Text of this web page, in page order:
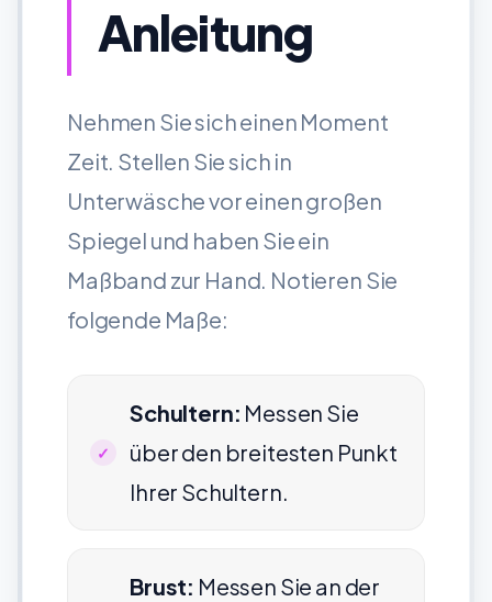
Anleitung
Nehmen Sie sich einen Moment
Zeit. Stellen Sie sich in
Unterwäsche vor einen großen
Spiegel und haben Sie ein
Maßband zur Hand. Notieren Sie
folgende Maße:
Schultern: Messen Sie
über den breitesten Punkt
Ihrer Schultern.
Brust: Messen Sie an der